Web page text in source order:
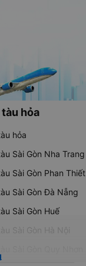
tàu hỏa
hỏa
Sài Gòn Nha Trang
Sài Gòn Phan Thiết
Sài Gòn Đà Nẵng
Sài Gòn Huế
tàu Sài Gòn Hà Nội